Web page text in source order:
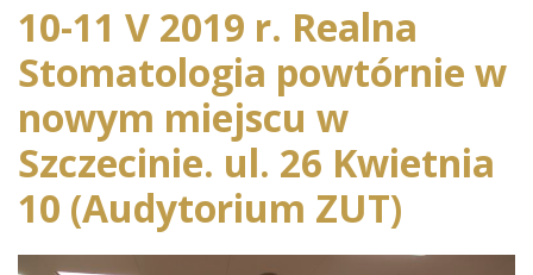
10-11 V 2019 r. Realna
Stomatologia powtórnie w
nowym miejscu w
Szczecinie. ul. 26 Kwietnia
10 (Audytorium ZUT)